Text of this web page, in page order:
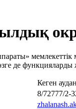
мемлекеттік
де
Кеген
8/72777/2-